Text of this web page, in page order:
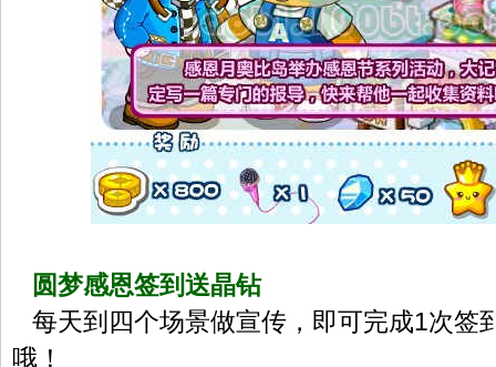
圆梦感恩签到送晶钻
每天到四个场景做宣传，即可完成1次签
哦！